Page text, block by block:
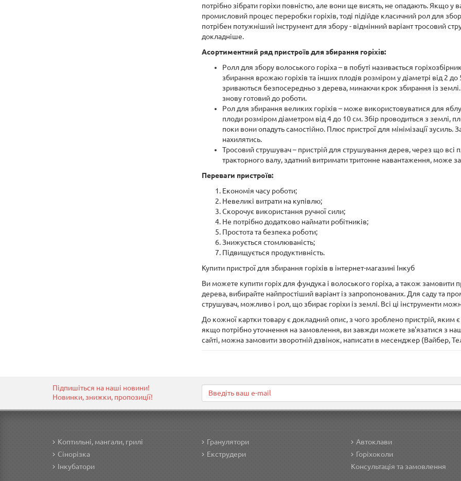
потрібно зібрати горіхи повністю, але вони ще висять, не опадають. Якщо у
промисловий процес переробки горіхів, тоді підійде класичний рол для
потрібен потужніший інструмент для збору - відмінний варіант тросовий
докладніше.
Асортиментний ряд пристроїв для збирання горіхів:
Ролл для збору волоського горіха – в побуті називається
збирання врожаю горіхів та інших плодів розміром у діаметрі від 2
зриваються безпосередньо з дерева, минаючи крок збирання із
знову готовий до роботи.
Рол для збирання великих горіхів – може використовуватися для
плоди розміром діаметром від 4 до 10 см. Збір проводиться з землі,
поки вони опадуть самостійно. Плюс пристрої для мінімізації зусиль.
нахилятись.
Тросовий струшувач – пристрій для струшування дерев, через що
тракторного валу, здатний витримати тритонне навантаження, може
Переваги пристроїв:
Економія часу роботи;
Невеликі витрати на купівлю;
Скорочує використання ручної сили;
Не потрібно додатково наймати робітників;
Простота та безпека роботи;
Знижується стомлюваність;
Підвищується продуктивність.
Купити пристрої для збирання горіхів в інтернет-магазині Інкуб
Ви можете купити горіх для фундука і волоського горіха, а також замовити
дерева, вибирайте найпростіший варіант із запропонованих. Для саду та
струшувач, можливо і рол, що збирає горіхи із землі. Всі ці інструменти
До кожної картки товару є докладний опис, з чого зроблено пристрій, яким
якщо потрібно уточнення на замовлення, ви завжди можете зв'язатися з
сайті, можна замовити зворотній дзвінок, написати в месенджер (Вайбер,
Підпишіться на наші новини!
Новинки, знижки, пропозиції!
Коптильні, мангали, грилі
Сінорізка
Інкубатори
Гранулятори
Екструдери
Автоклави
Горіхоколи
Консультація та замовлення